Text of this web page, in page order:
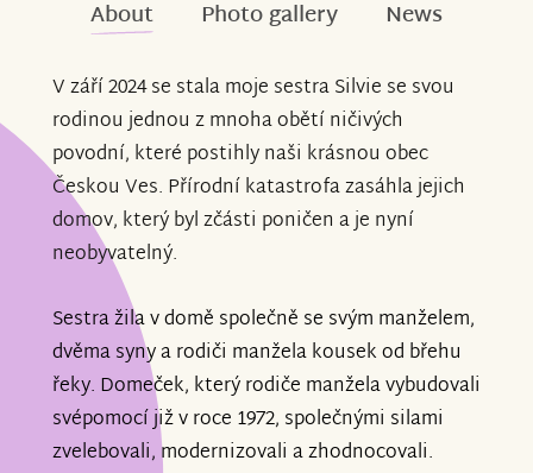
About Photo gallery News
V září 2024 se stala moje sestra Silvie se svou
rodinou jednou z mnoha obětí ničivých
povodní, které postihly naši krásnou obec
Českou Ves. Přírodní katastrofa zasáhla jejich
domov, který byl zčásti poničen a je nyní
neobyvatelný.
Sestra žila v domě společně se svým manželem,
dvěma syny a rodiči manžela kousek od břehu
řeky. Domeček, který rodiče manžela vybudovali
svépomocí již v roce 1972, společnými silami
zvelebovali, modernizovali a zhodnocovali.